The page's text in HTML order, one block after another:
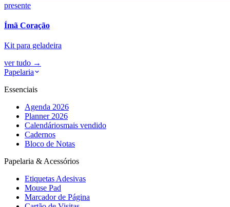
presente
Ímã Coração
Kit para geladeira
ver tudo →
Papelaria
Essenciais
Agenda 2026
Planner 2026
Calendáriosmais vendido
Cadernos
Bloco de Notas
Papelaria & Acessórios
Etiquetas Adesivas
Mouse Pad
Marcador de Página